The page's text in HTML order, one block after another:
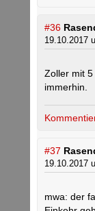
#36
19.10.2017
Zoller mit 5
immerhin.
#37
19.10.2017
mwa: der